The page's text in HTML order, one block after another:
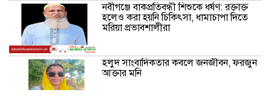
নবীগঞ্জে বাকপ্রতিবন্ধী শিশুকে ধর্ষণ: রক্তাক্ত
হলেও করা হয়নি চিকিৎসা, ধামাচাপা দিতে
মরিয়া প্রভাবশালীরা
হলুদ সাংবাদিকতার কবলে জনজীবন, ফরজুন
আক্তার মনি